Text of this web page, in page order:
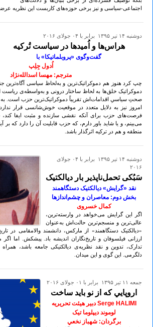
اجتماعی-سیاسی و نیز برخی حوزه‌های کاربست این نظریه
دوشنبه ۱۴ تير ۱۳۹۵ برابر با ۰۴ جولای ۲۰۱۶
هراس‌ها و اُمیدها در سیاست تُرکیه
گفت‌وگوی «پروبلماتیکا» با
اُدول جِلِپ
مترجم: مهسا اسدالله‌نژاد
چپ کرد هنوز هم دموکراتیک‌ترین و به‌لحاظ سیاسی
دموکراتیک خلق‌ها به‌ لحاظ ساختار درونی و به‌واسطه‌ی ریاست
صحتِ سیاسیِ اقدامات‌اش تقریباً دموکراتیک‌ترین حزب است. به
امروز نیز به دلایل متعدد در موقعیت خوش‌شانسی قرار
فرصت‌های حزب برای آنکه نقشی سازنده و مثبت ایفا
می‌بینم، و یا شاید باور دارم، که حزب قابلیت آن را دارد که بر
منطقه و هم در ترکیه اثرگذار باشد.
دوشنبه ۱۴ تير ۱۳۹۵ برابر با ۰۴ جولای
۲۰۱۶
سَبُکی تحمل‌ناپذیر بار دیالکتیک
نقد «گرایش» دیالکتیک دستگاهمند
بخش دوم: معاصران و چشم‌اندازها
کمال خسروی
اگر این گرایش می‌خواهد در وارسته‌ترین،
عالی‌ترین و منسجم‌ترین حالت‌اش به‌عنوان
«دیالکتیک دستگاهمند» از مارکس، دانشمند والامقامی در
ارزانی فیلسوفان و تاریخ‌نگاران اندیشه باد. پیشکش. اما
تدارک، تدوین و نقد نظریه‌ی دیالکتیکی جامعه باشد،
دلگرمی. این گوی و این میدان.
جمعه ۱۱ تير ۱۳۹۵ برابر با ۰۱ جولای ۲۰۱۶
اروپايي که از نو بايد ساخت
Serge HALIMI دبیر هيئت تحريريه
لوموند ديپلوما تيک
برگردان: شهباز نخعي